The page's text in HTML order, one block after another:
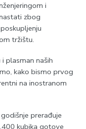
i
zbog
tržištu.
plasman naših
kako bismo prvog
na inostranom
prerađuje
kubika gotove